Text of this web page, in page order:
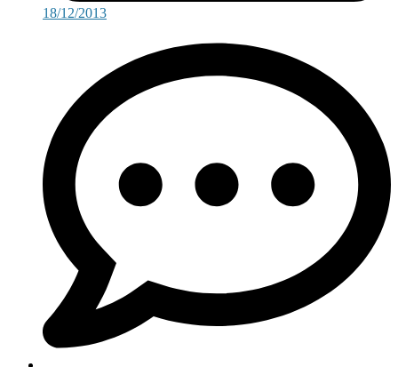
18/12/2013